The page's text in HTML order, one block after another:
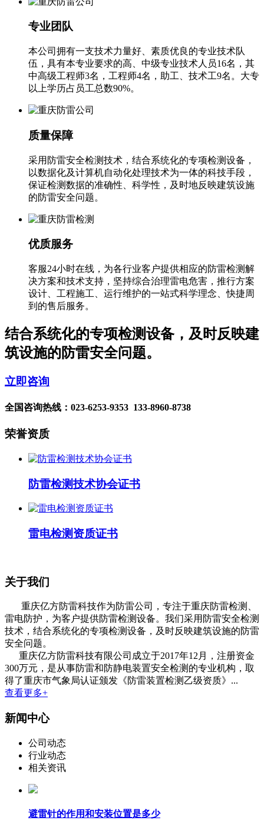
专业团队
本公司拥有一支技术力量好、素质优良的专业技术队
伍，具有本专业要求的高、中级专业技术人员16名，其
中高级工程师3名，工程师4名，助工、技术工9名。大专
以上学历占员工总数90%。
质量保障
采用防雷安全检测技术，结合系统化的专项检测设备，
以数据化及计算机自动化处理技术为一体的科技手段，
保证检测数据的准确性、科学性，及时地反映建筑设施
的防雷安全问题。
优质服务
客服24小时在线，为各行业客户提供相应的防雷检测解
决方案和技术支持，坚持综合治理雷电危害，推行方案
设计、工程施工、运行维护的一站式科学理念、快捷周
到的售后服务。
结合系统化的专项检测设备，及时反映建
筑设施的防雷安全问题。
立即咨询
全国咨询热线： 023-6253-9353 133-8960-8738
荣誉资质
防雷检测技术协会证书
雷电检测资质证书
关于我们
重庆亿方防雷科技作为防雷公司，专注于重庆防雷检测、
雷电防护，为客户提供防雷检测设备。我们采用防雷安全检测
技术，结合系统化的专项检测设备，及时反映建筑设施的防雷
安全问题。
重庆亿方防雷科技有限公司成立于2017年12月，注册资金
300万元，是从事防雷和防静电装置安全检测的专业机构，取
得了重庆市气象局认证颁发《防雷装置检测乙级资质》...
查看更多+
新闻中心
公司动态
行业动态
相关资讯
避雷针的作用和安装位置是多少